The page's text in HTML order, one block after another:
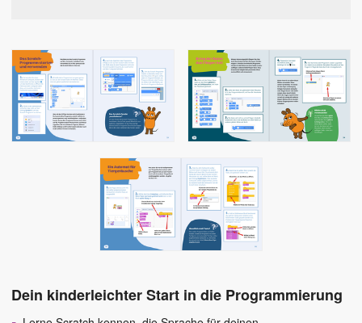
Dein kinderleichter Start in die Programmierung